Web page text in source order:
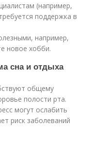
(например,
поддержка в
например,
новое хобби.
сна и отдыха
общему
полости рта.
могут ослабить
риск заболеваний